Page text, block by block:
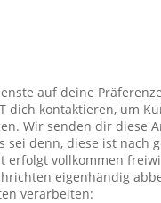
auf deine
dich kontaktieren, um
Wir senden dir diese
sei denn, diese ist
erfolgt vollkommen
eigenhändig
verarbeiten: